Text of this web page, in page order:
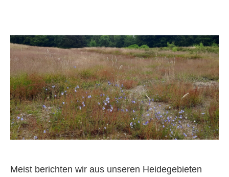
Meist berichten wir aus unseren Heidegebieten